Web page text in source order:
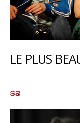
LE PLUS